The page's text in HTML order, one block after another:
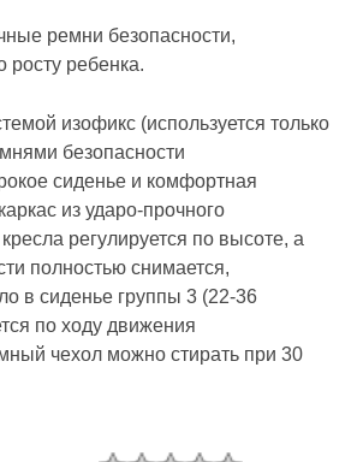
ремни безопасности,
росту ребенка.
изофикс (используется только
безопасности
сиденье и комфортная
из ударо-прочного
регулируется по высоте, а
полностью снимается,
в сиденье группы 3 (22-36
по ходу движения
чехол можно стирать при 30